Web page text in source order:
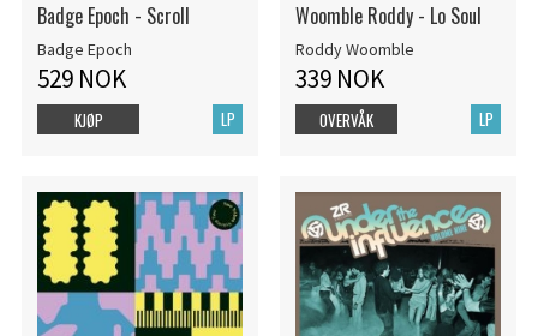
Badge Epoch - Scroll
Badge Epoch
529 NOK
LP
KJØP
Woomble Roddy - Lo Soul
Roddy Woomble
339 NOK
LP
OVERVÅK